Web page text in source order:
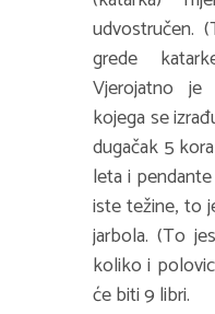
udvostručen.
grede
Vjerojatno je
kojega se
dugačak 5
leta i
iste težine, to
jarbola. (To
koliko i
će biti 9 libri.